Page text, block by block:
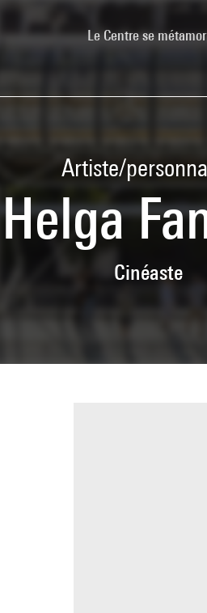
Le Centre se
Artiste/
Helga
Cinéaste